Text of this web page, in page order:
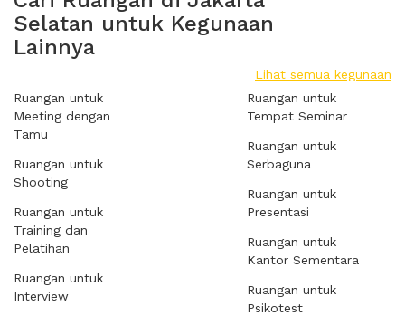
Selatan untuk Kegunaan
Lainnya
Lihat semua kegunaan
Ruangan untuk
Meeting dengan
Tamu
Ruangan untuk
Shooting
Ruangan untuk
Training dan
Pelatihan
Ruangan untuk
Interview
Ruangan untuk
Tempat Seminar
Ruangan untuk
Serbaguna
Ruangan untuk
Presentasi
Ruangan untuk
Kantor Sementara
Ruangan untuk
Psikotest